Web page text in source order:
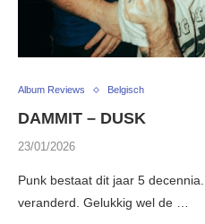
Album Reviews Belgisch
DAMMIT – DUSK
23/01/2026
Punk bestaat dit jaar 5
veranderd. Gelukkig wel de …